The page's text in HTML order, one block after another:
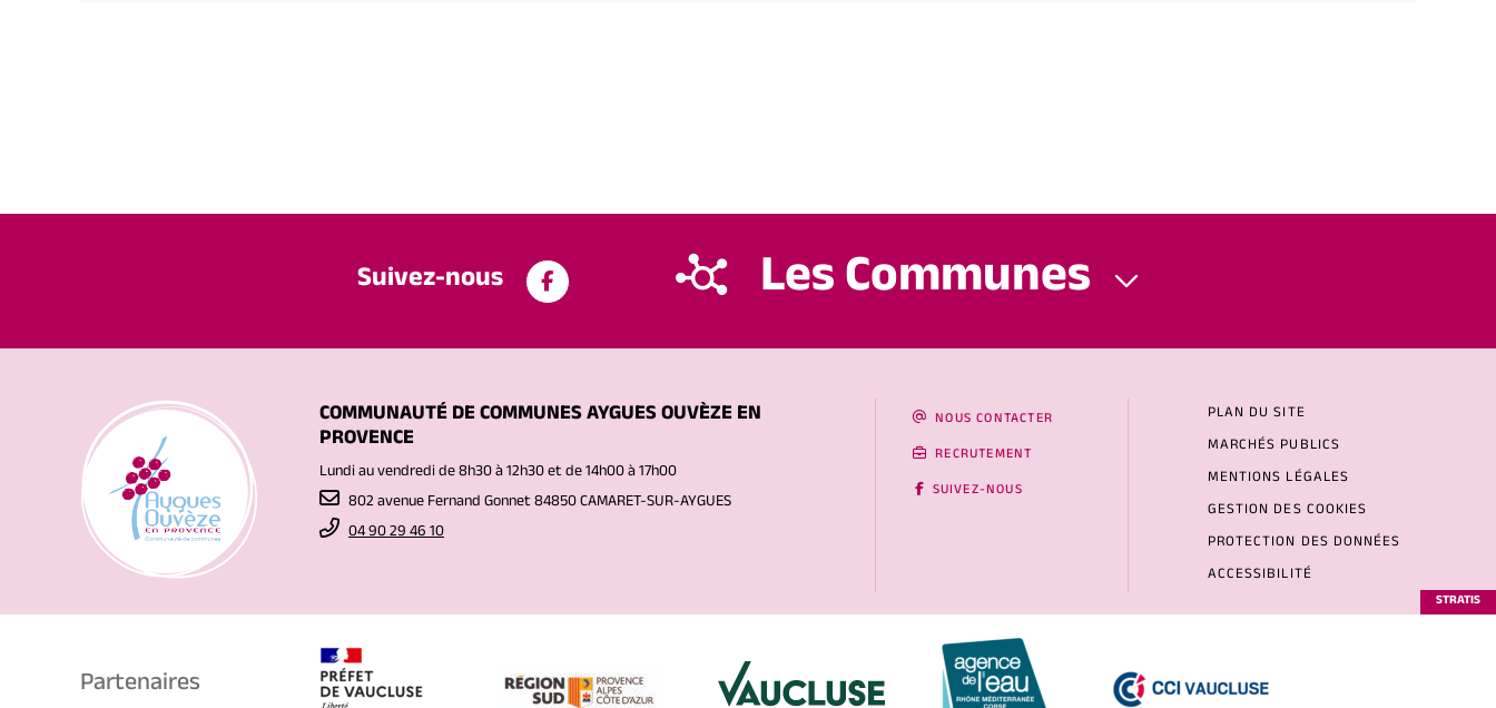
Suivez-nous Les Communes
COMMUNAUTÉ DE COMMUNES AYGUES OUVÈZE EN
PROVENCE
Lundi au vendredi de 8h30 à 12h30 et de 14h00 à 17h00
802 avenue Fernand Gonnet 84850 CAMARET-SUR-AYGUES
04 90 29 46 10
NOUS CONTACTER
RECRUTEMENT
SUIVEZ-NOUS
PLAN DU SITE
MARCHÉS PUBLICS
MENTIONS LÉGALES
GESTION DES COOKIES
PROTECTION DES DONNÉES
ACCESSIBILITÉ
STRATIS
Partenaires